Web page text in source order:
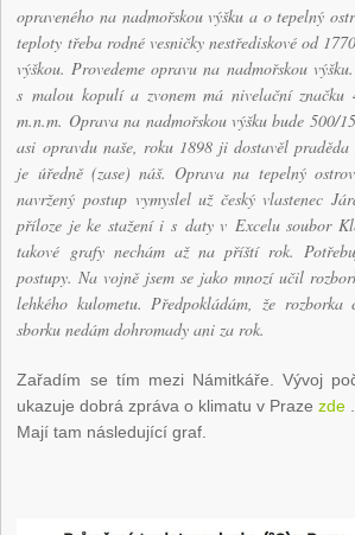
opraveného na nadmořskou výšku a o tepelný
teploty třeba rodné vesničky nestřediskové od
výškou. Provedeme opravu na nadmořskou
s malou kopulí a zvonem má nivelační značku
m.n.m. Oprava na nadmořskou výšku bude 500/
asi opravdu naše, roku 1898 ji dostavěl praděda
je úředně (zase) náš. Oprava na tepelný
navržený postup vymyslel už český vlastenec
příloze je ke stažení i s daty v Excelu soubor
takové grafy nechám až na příští rok.
postupy. Na vojně jsem se jako mnozí učil
lehkého kulometu. Předpokládám, že
sborku nedám dohromady ani za rok.
Zařadím se tím mezi Námitkáře. Vývoj
ukazuje dobrá zpráva o klimatu v Prazezde
Mají tam následující graf.